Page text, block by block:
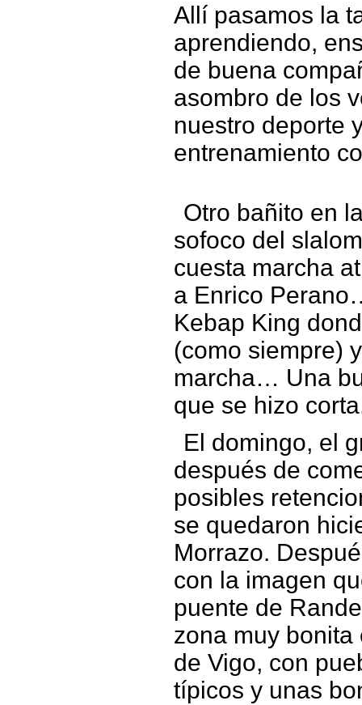
Allí pasamos la
aprendiendo,
de buena
asombro de los
nuestro deporte
entrenamiento
Otro bañito en
sofoco del
cuesta marcha
a Enrico
Kebap King
(como siempre)
marcha… Una
que se hizo
El domingo, el
después de
posibles
se quedaron
Morrazo.
con la imagen
puente de
zona muy
de Vigo, con
típicos y unas